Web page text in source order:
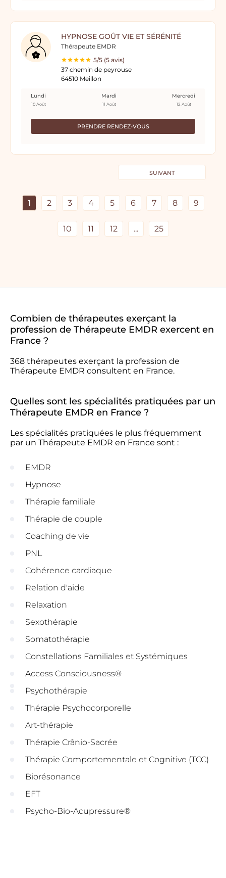
HYPNOSE GOÛT VIE ET SÉRÉNITÉ
Thérapeute EMDR
5/5 (5 avis)
37 chemin de peyrouse
64510 Meillon
PRENDRE RENDEZ-VOUS
Lundi
10 Août
Mardi
11 Août
Mercredi
12 Août
SUIVANT
1 2 3 4 5 6 7 8 9
10 11 12 ... 25
Combien de thérapeutes exerçant la
profession de Thérapeute EMDR exercent en
France ?
368 thérapeutes exerçant la profession de
Thérapeute EMDR consultent en France.
Quelles sont les spécialités pratiquées par un
Thérapeute EMDR en France ?
Les spécialités pratiquées le plus fréquemment
par un Thérapeute EMDR en France sont :
EMDR
Hypnose
Thérapie familiale
Thérapie de couple
Coaching de vie
PNL
Cohérence cardiaque
Relation d'aide
Relaxation
Sexothérapie
Somatothérapie
Constellations Familiales et Systémiques
Access Consciousness®
Psychothérapie
Thérapie Psychocorporelle
Art-thérapie
Thérapie Crânio-Sacrée
Thérapie Comportementale et Cognitive (TCC)
Biorésonance
EFT
Psycho-Bio-Acupressure®